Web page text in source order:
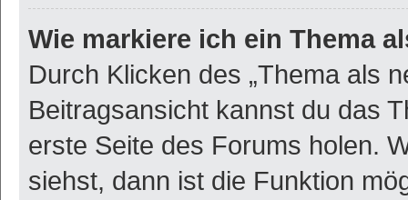
Wie markiere ich ein Thema
Durch Klicken des „Thema als
Beitragsansicht kannst du das
erste Seite des Forums holen.
siehst, dann ist die Funktion